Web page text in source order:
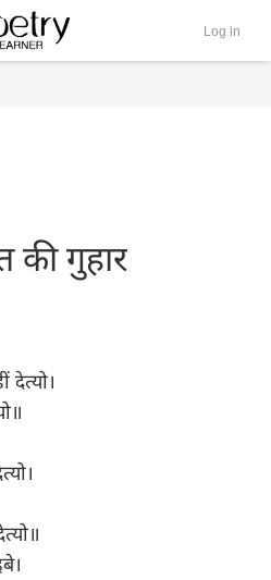
Log in
गुहार
देत्यो।